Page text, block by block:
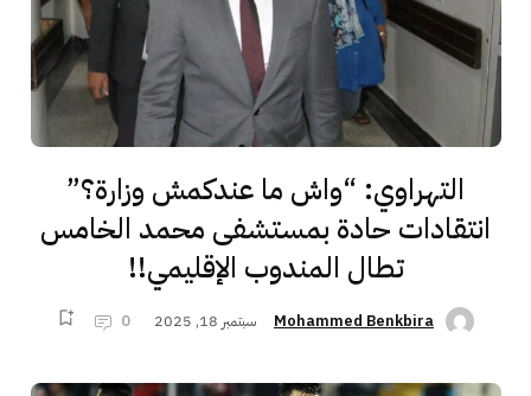
التهراوي: “واش ما عندكمش وزارة؟”
انتقادات حادة بمستشفى محمد الخامس
تطال المندوب الإقليمي!!
Mohammed Benkbira سبتمبر 18, 2025 0